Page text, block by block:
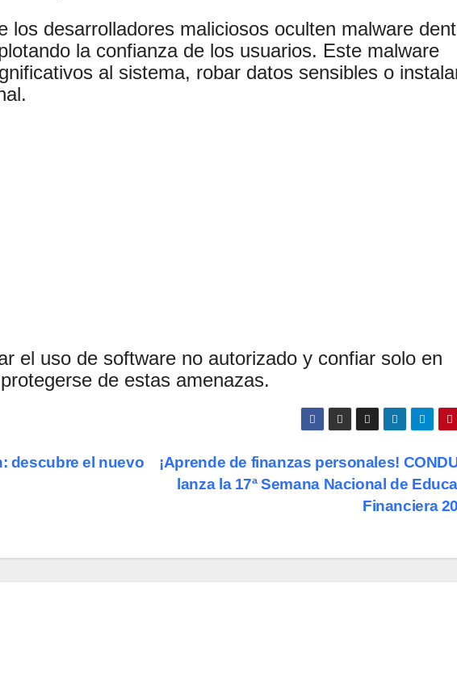
los desarrolladores maliciosos oculten malware
la confianza de los usuarios. Este malware
al sistema, robar datos sensibles o
el uso de software no autorizado y confiar solo en
de estas amenazas.
¡Aprende de finanzas personales!
lanza la 17ª Semana Nacional de
Financiera
descubre el nuevo